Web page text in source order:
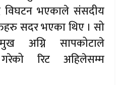
विघटन भएकाले संसदीय
सदर भएका थिए । सो
अग्नि सापकोटाले
रिट अहिलेसम्म